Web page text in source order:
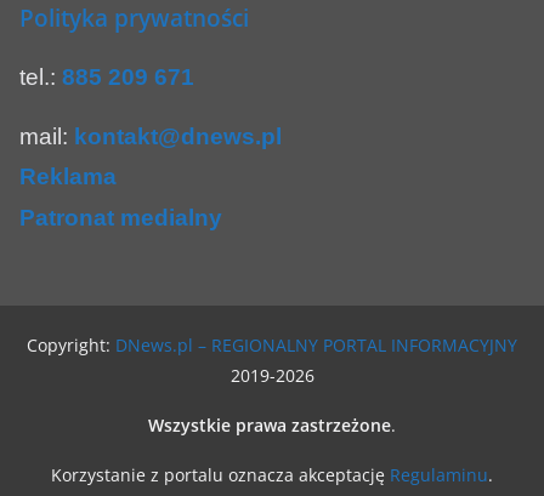
Polityka prywatności
tel.: 885 209 671
mail: kontakt@dnews.pl
Reklama
Patronat medialny
Copyright: DNews.pl – REGIONALNY PORTAL INFORMACYJNY
2019-2026
Wszystkie prawa zastrzeżone.
Korzystanie z portalu oznacza akceptację Regulaminu.